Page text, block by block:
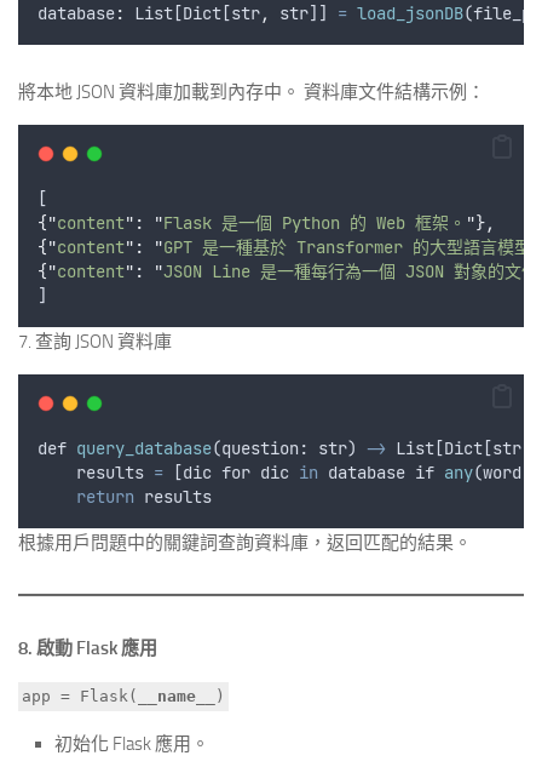
database: List [Dict [str, str]] = load_jsonDB(
將本地 JSON 資料庫加載到內存中。 資料庫文件結構示例：
[
{"content" : "Flask 是一個 Python 的 Web 框架。 "},
{"content" : "GPT 是一種基於 Transformer 的大型語言模型
{"content" : "JSON Line 是一種每行為一個 JSON 對象的文件
]
7. 查詢 JSON 資料庫
def query_database(question: str) -> List [Dict [str
results = [dic for dic in database if any(word
return results
根據用戶問題中的關鍵詞查詢資料庫，返回匹配的結果。
8. 啟動 Flask 應用
app = Flask(__ name__ )
初始化 Flask 應用。